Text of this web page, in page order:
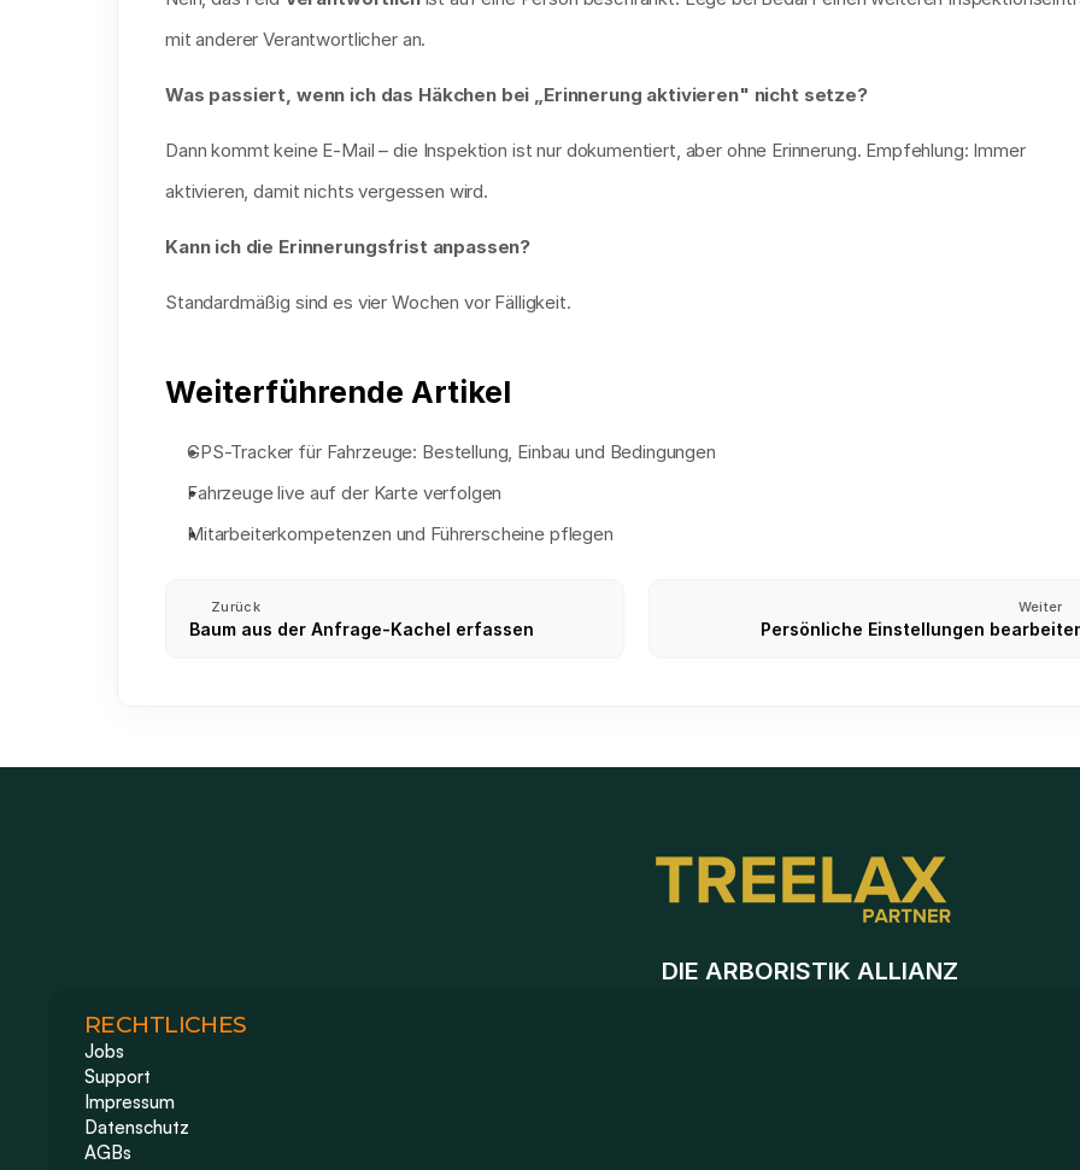
mit anderer Verantwortlicher an.
Was passiert, wenn ich das Häkchen bei „Erinnerung aktivieren" nicht setze?
Dann kommt keine E-Mail – die Inspektion ist nur dokumentiert, aber ohne Erinnerung. Empfehlung: Immer
aktivieren, damit nichts vergessen wird.
Kann ich die Erinnerungsfrist anpassen?
Standardmäßig sind es vier Wochen vor Fälligkeit.
Weiterführende Artikel
GPS-Tracker für Fahrzeuge: Bestellung, Einbau und Bedingungen
Fahrzeuge live auf der Karte verfolgen
Mitarbeiterkompetenzen und Führerscheine pflegen
Zurück
Baum aus der Anfrage-Kachel erfassen
Weiter
Persönliche Einstellungen
DIE ARBORISTIK ALLIANZ
RECHTLICHES
Jobs
Support
Impressum
Datenschutz
AGBs